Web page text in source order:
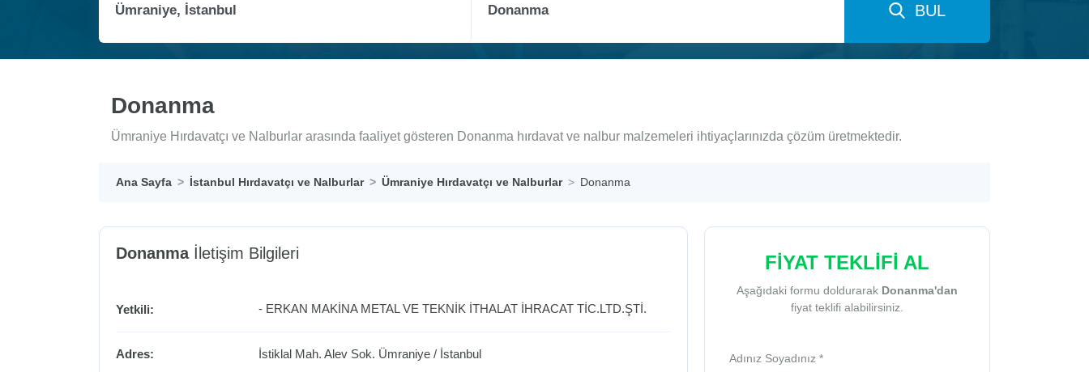
BUL
Donanma
Ümraniye Hırdavatçı ve Nalburlar arasında faaliyet gösteren Donanma hırdavat ve nalbur malzemeleri ihtiyaçlarınızda çözüm üretmektedir.
Ana Sayfa İstanbul Hırdavatçı ve Nalburlar Ümraniye Hırdavatçı ve Nalburlar Donanma
Donanmaİletişim Bilgileri
Yetkili: - ERKAN MAKİNA METAL VE TEKNİK İTHALAT İHRACAT TİC.LTD.ŞTİ.
Adres: İstiklal Mah. Alev Sok. Ümraniye / İstanbul
FİYAT TEKLİFİ AL
Aşağıdaki formu doldurarak Donanma'dan
fiyat teklifi alabilirsiniz.
Adınız Soyadınız *